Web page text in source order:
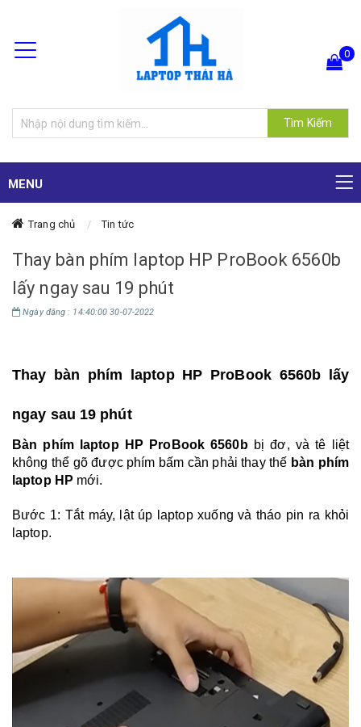
Tìm Kiếm
0
MENU
Trang chủ Tin tức
Thay bàn phím laptop HP ProBook 6560b
lấy ngay sau 19 phút
Ngày đăng : 14:40:00 30-07-2022
Thay bàn phím laptop HP ProBook 6560b lấy
ngay sau 19 phút
Bàn phím laptop HP ProBook 6560bbị đơ, và tê liệt
không thể gõ được phím bấm cần phải thay thế bàn phím
laptop HP mới.
Bước 1: Tắt máy, lật úp laptop xuống và tháo pin ra khỏi
laptop.